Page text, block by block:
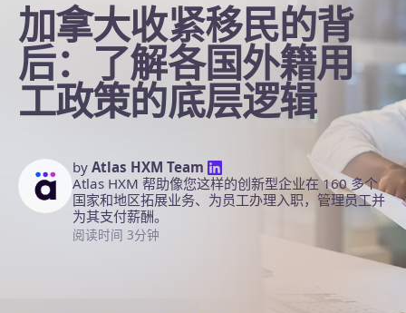
加拿大收紧移民的背
后：了解各国外籍用
工政策的底层逻辑
by Atlas HXM Team
Atlas HXM 帮助像您这样的创新型企业在 160 多个
国家和地区拓展业务、为员工办理入职，管理员工并
为其支付薪酬。
阅读时间 3分钟